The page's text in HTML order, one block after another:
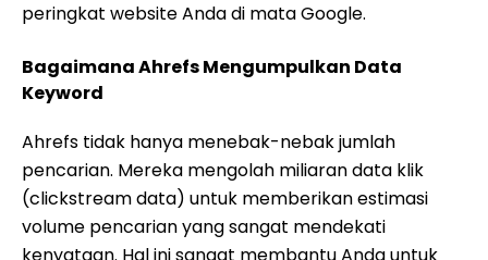
peringkat website Anda di mata Google.
Bagaimana Ahrefs Mengumpulkan Data
Keyword
Ahrefs tidak hanya menebak-nebak jumlah
pencarian. Mereka mengolah miliaran data klik
(clickstream data) untuk memberikan estimasi
volume pencarian yang sangat mendekati